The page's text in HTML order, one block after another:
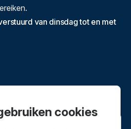
van dinsdag tot en met
ontbinden
cookies